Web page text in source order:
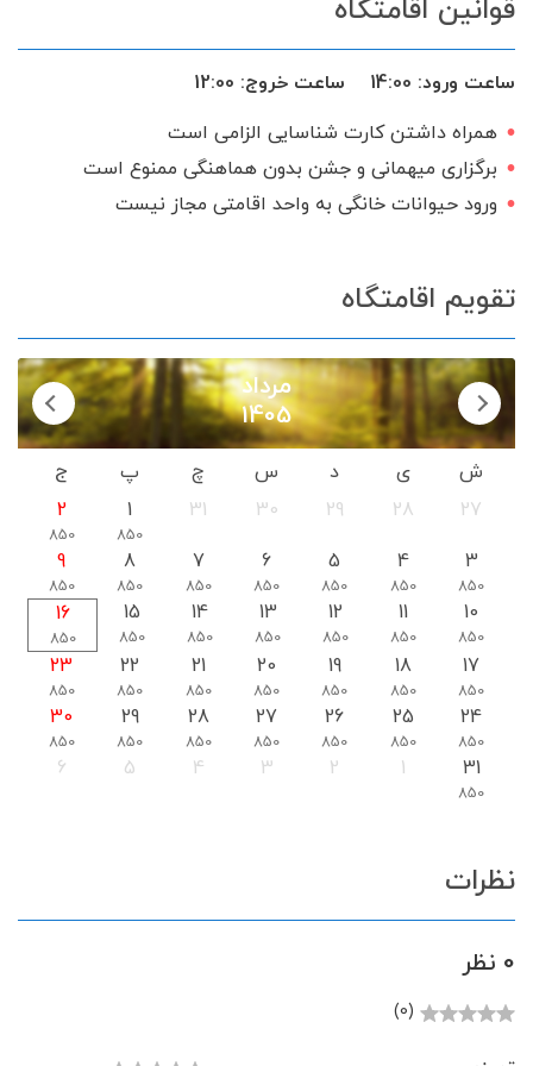
قوانین اقامتگاه
ساعت ورود: 14:00 ساعت خروج: 12:00
همراه داشتن کارت شناسایی الزامی است
برگزاری میهمانی و جشن بدون هماهنگی ممنوع است
ورود حیوانات خانگی به واحد اقامتی مجاز نیست
تقویم اقامتگاه
مرداد
1405
ش ی د س چ پ
ج
27
28
29
30
31
1
850
2
850
3
850
4
850
5
850
6
850
7
850
8
850
9
850
10
850
11
850
12
850
13
850
14
850
15
850
16
850
17
850
18
850
19
850
20
850
21
850
22
850
23
850
24
850
25
850
26
850
27
850
28
850
29
850
30
850
31
850
1
2
3
4
5
6
نظرات
0 نظر
(0)